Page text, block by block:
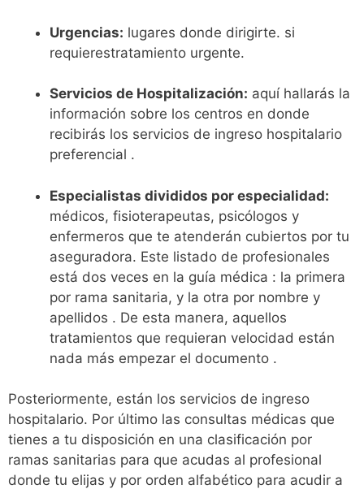
Urgencias: lugares donde dirigirte. si
requierestratamiento urgente.
Servicios de Hospitalización: aquí hallarás la
información sobre los centros en donde
recibirás los servicios de ingreso hospitalario
preferencial .
Especialistas divididos por especialidad:
médicos, fisioterapeutas, psicólogos y
enfermeros que te atenderán cubiertos por tu
aseguradora. Este listado de profesionales
está dos veces en la guía médica : la primera
por rama sanitaria, y la otra por nombre y
apellidos . De esta manera, aquellos
tratamientos que requieran velocidad están
nada más empezar el documento .
Posteriormente, están los servicios de ingreso
hospitalario. Por último las consultas médicas que
tienes a tu disposición en una clasificación por
ramas sanitarias para que acudas al profesional
donde tu elijas y por orden alfabético para acudir a